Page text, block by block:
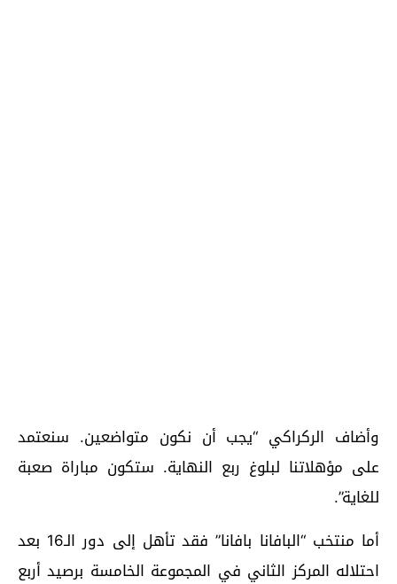
وأضاف الركراكي “يجب أن نكون متواضعين. سنعتمد
على مؤهلاتنا لبلوغ ربع النهاية. ستكون مباراة صعبة
للغاية”.
أما منتخب “البافانا بافانا” فقد تأهل إلى دور الـ16 بعد
احتلاله المركز الثاني في المجموعة الخامسة برصيد أربع